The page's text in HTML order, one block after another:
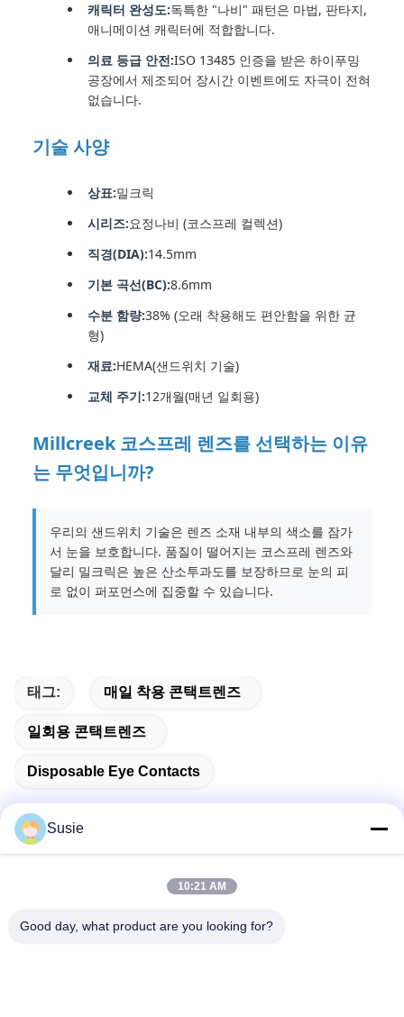
캐릭터 완성도:독특한 "나비" 패턴은 마법, 판타지,
애니메이션 캐릭터에 적합합니다.
의료 등급 안전:ISO 13485 인증을 받은 하이푸밍
공장에서 제조되어 장시간 이벤트에도 자극이 전혀
없습니다.
기술 사양
상표:밀크릭
시리즈:요정나비 (코스프레 컬렉션)
직경(DIA):14.5mm
기본 곡선(BC):8.6mm
수분 함량:38% (오래 착용해도 편안함을 위한 균
형)
재료:HEMA(샌드위치 기술)
교체 주기:12개월(매년 일회용)
Millcreek 코스프레 렌즈를 선택하는 이유
는 무엇입니까?
우리의 샌드위치 기술은 렌즈 소재 내부의 색소를 잠가
서 눈을 보호합니다. 품질이 떨어지는 코스프레 렌즈와
달리 밀크릭은 높은 산소투과도를 보장하므로 눈의 피
로 없이 퍼포먼스에 집중할 수 있습니다.
태그: 매일 착용 콘택트렌즈
일회용 콘택트렌즈
Disposable Eye Contacts
주소
Susie
10:21 AM
Good day, what product are you looking for?